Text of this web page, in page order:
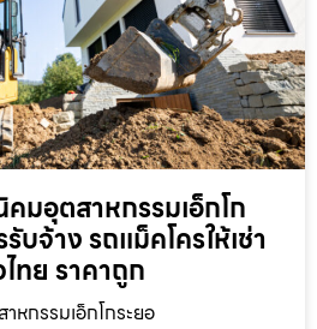
คมอุตสาหกรรมเอ็กโก
บจ้าง รถแม็คโครให้เช่า
ทย ราคาถูก
หกรรมเอ็กโกระยอ